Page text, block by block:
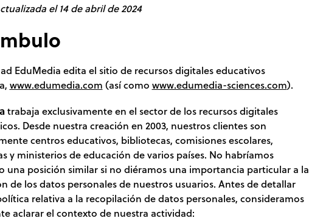
el 14 de abril de 2024
EduMedia edita el sitio de recursos digitales educativos
www.edumedia.com (así como www.edumedia-sciences.com).
trabaja exclusivamente en el sector de los recursos digitales
Desde nuestra creación en 2003, nuestros clientes son
centros educativos, bibliotecas, comisiones escolares,
y ministerios de educación de varios países. No habríamos
una posición similar si no diéramos una importancia particular a la
de los datos personales de nuestros usuarios. Antes de detallar
relativa a la recopilación de datos personales, consideramos
aclarar el contexto de nuestra actividad: